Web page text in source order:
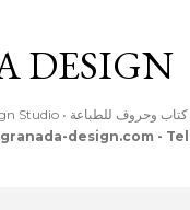
DESIGN
design.com -